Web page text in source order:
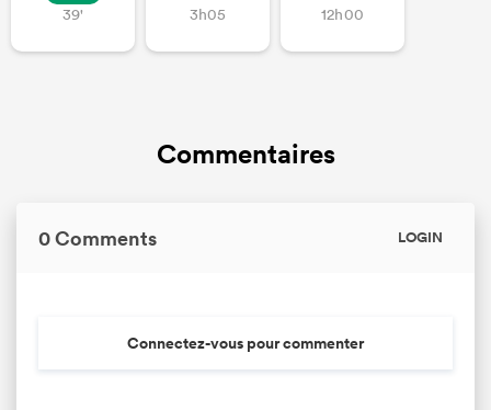
39'
3h05 12h00
Commentaires
0 Comments LOGIN
Connectez-vous pour commenter